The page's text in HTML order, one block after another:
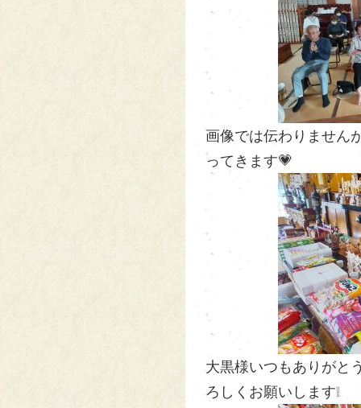
画像では伝わりません
ってきます💗
大黒様いつもありがと
ろしくお願いします❕